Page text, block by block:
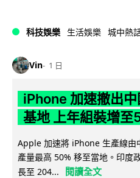
科技娛樂 生活娛樂 城中熱
Vin 1 日
iPhone 加速撤出
基地 上年組裝增
Apple 加速將 iPhone 生產線由
產量最高 50% 移至當地。印度
長至 204...
閱讀全文